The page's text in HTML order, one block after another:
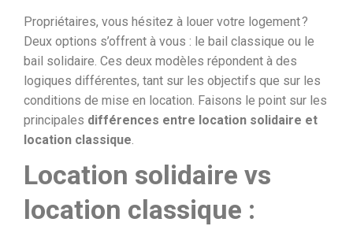
Propriétaires, vous hésitez à louer votre logement ?
Deux options s’offrent à vous : le bail classique ou le
bail solidaire. Ces deux modèles répondent à des
logiques différentes, tant sur les objectifs que sur les
conditions de mise en location. Faisons le point sur les
principales différences entre location solidaire et
location classique.
Location solidaire vs
location classique :